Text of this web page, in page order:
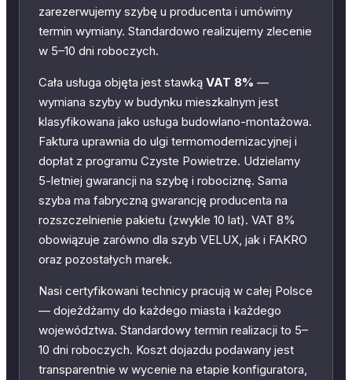
zarezerwujemy szybę u producenta i umówimy
termin wymiany. Standardowo realizujemy zlecenie
w 5–10 dni roboczych.
Cała usługa objęta jest stawką VAT 8% —
wymiana szyby w budynku mieszkalnym jest
klasyfikowana jako usługa budowlano-montażowa.
Faktura uprawnia do ulgi termomodernizacyjnej i
dopłat z programu Czyste Powietrze. Udzielamy
5-letniej gwarancji na szybę i robociznę. Sama
szyba ma fabryczną gwarancję producenta na
rozszczelnienie pakietu (zwykle 10 lat). VAT 8%
obowiązuje zarówno dla szyb VELUX, jak i FAKRO
oraz pozostałych marek.
Nasi certyfikowani technicy pracują w całej Polsce
— dojeżdżamy do każdego miasta i każdego
województwa. Standardowy termin realizacji to 5–
10 dni roboczych. Koszt dojazdu podawany jest
transparentnie w wycenie na etapie konfiguratora,